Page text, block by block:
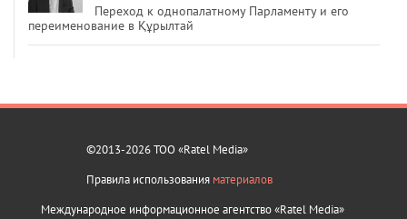
Переход к однопалатному Парламенту и его
переименование в Құрылтай
©2013-2026 ТОО «Ratel Media»
Правила использования материалов
Международное информационное агентство «Ratel Media»